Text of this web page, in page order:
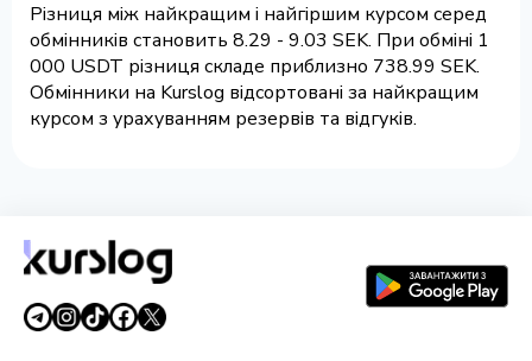
Різниця між найкращим і найгіршим курсом серед
обмінників становить 8.29 - 9.03 SEK. При обміні 1
000 USDT різниця складе приблизно 738.99 SEK.
Обмінники на Kurslog відсортовані за найкращим
курсом з урахуванням резервів та відгуків.